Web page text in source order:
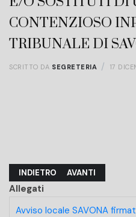
CONTENZIOSO
TRIBUNALE DI
SCRITTO DA SEGRETERIA 17
ARTICOLO PRECEDENTE:
INDIETRO ARTICOLO
AVANTI
Allegati
Avviso locale SAVONA